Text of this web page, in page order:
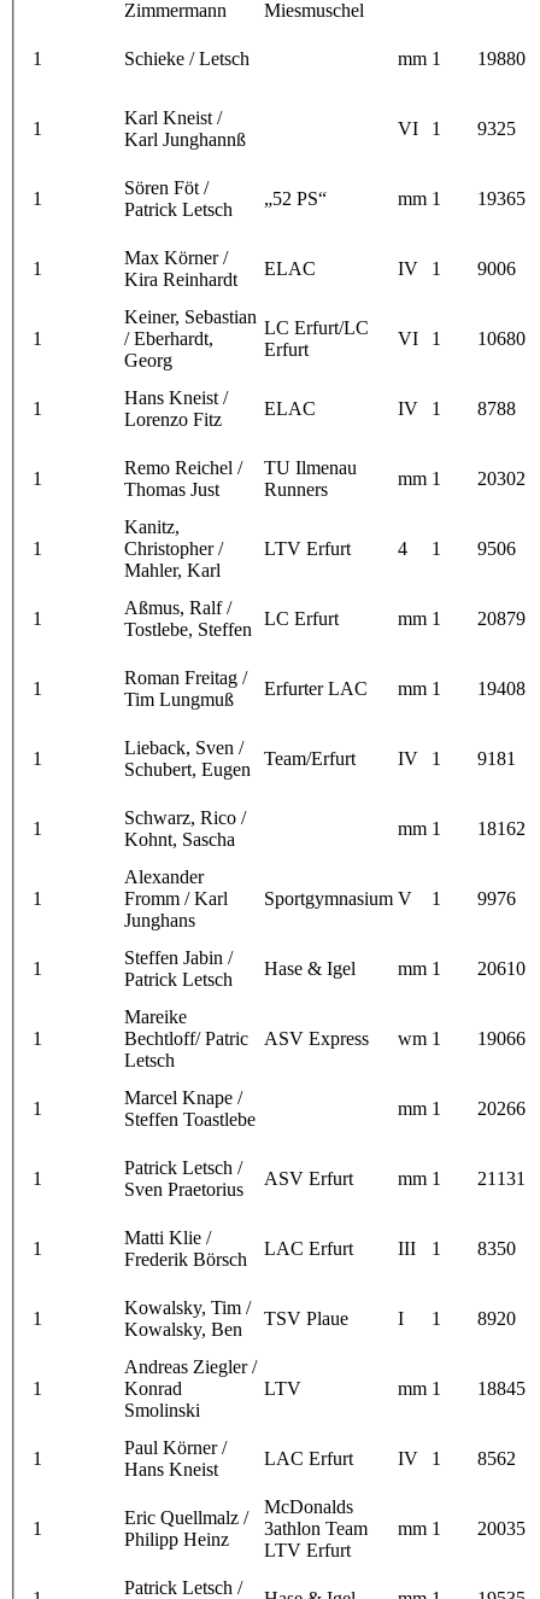
Zimmermann Miesmuschel
1 Schieke / Letsch mm 1 19880
1
Karl Kneist /
Karl Junghannß
VI 1 9325
1
Sören Föt /
Patrick Letsch
„52 PS“ mm 1 19365
1
Max Körner /
Kira Reinhardt
ELAC IV 1 9006
1
Keiner, Sebastian
/ Eberhardt,
Georg
LC Erfurt/LC
Erfurt
VI 1 10680
1
Hans Kneist /
Lorenzo Fitz
ELAC IV 1 8788
1
Remo Reichel /
Thomas Just
TU Ilmenau
Runners
mm 1 20302
1
Kanitz,
Christopher /
Mahler, Karl
LTV Erfurt 4 1 9506
1
Aßmus, Ralf /
Tostlebe, Steffen
LC Erfurt mm 1 20879
1
Roman Freitag /
Tim Lungmuß
Erfurter LAC mm 1 19408
1
Lieback, Sven /
Schubert, Eugen
Team/Erfurt IV 1 9181
1
Schwarz, Rico /
Kohnt, Sascha
mm 1 18162
1
Alexander
Fromm / Karl
Junghans
Sportgymnasium V 1 9976
1
Steffen Jabin /
Patrick Letsch
Hase & Igel mm 1 20610
1
Mareike
Bechtloff/ Patric
Letsch
ASV Express wm 1 19066
1
Marcel Knape /
Steffen Toastlebe
mm 1 20266
1
Patrick Letsch /
Sven Praetorius
ASV Erfurt mm 1 21131
1
Matti Klie /
Frederik Börsch
LAC Erfurt III 1 8350
1
Kowalsky, Tim /
Kowalsky, Ben
TSV Plaue I 1 8920
1
Andreas Ziegler /
Konrad
Smolinski
LTV mm 1 18845
1
Paul Körner /
Hans Kneist
LAC Erfurt IV 1 8562
1
Eric Quellmalz /
Philipp Heinz
McDonalds
3athlon Team
LTV Erfurt
mm 1 20035
Patrick Letsch /